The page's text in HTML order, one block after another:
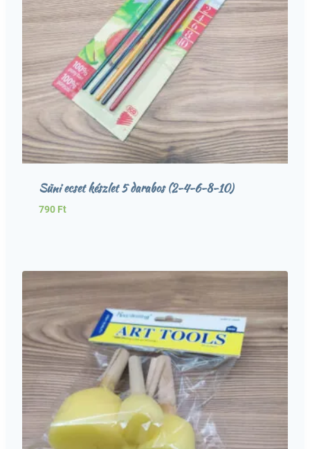
Süni ecset készlet 5 darabos (2-4-6-8-10)
790 Ft